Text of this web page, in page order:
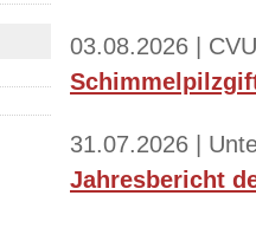
03.08.2026 |
31.07.2026 |
Jahresbericht